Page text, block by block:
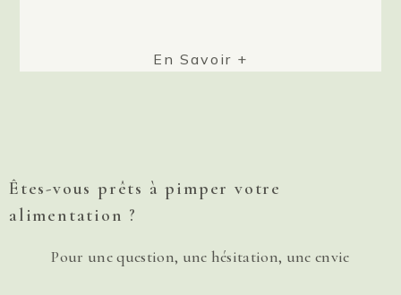
En Savoir +
Êtes-vous prêts à pimper votre
alimentation ?
Pour une question, une hésitation, une envie